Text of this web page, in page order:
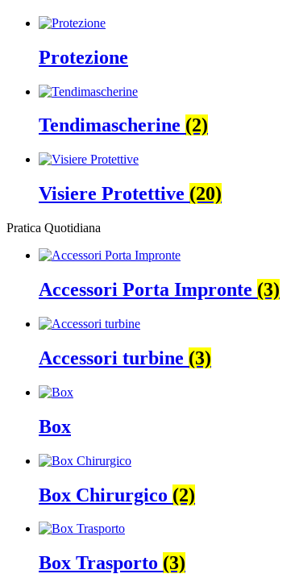
Protezione
Tendimascherine (2)
Visiere Protettive (20)
Pratica Quotidiana
Accessori Porta Impronte (3)
Accessori turbine (3)
Box
Box Chirurgico (2)
Box Trasporto (3)